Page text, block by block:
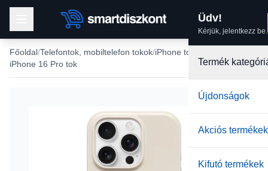
Üdv!
Kérjük, jelentkezz be.
Termék
Újdonságok
Akciós termékek
Kifutó termékek
Főoldal Telefontok, mobiltelefon tokok iPhone tokok
iPhone 16 Pro tok